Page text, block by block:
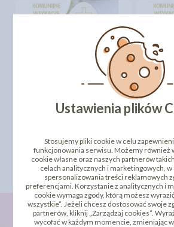
WTYKACZE KOMUNIJNE
JADALNE DO DESERÓW -
KRZYŻ 4212 - 27 SZT
DO KOSZYKA
KRZYŻ
Ustawienia plików
Stosujemy pliki cookie w celu
funkcjonowania serwisu. Możemy również
cookie własne oraz naszych partnerów
celach analitycznych i marketingowych,
spersonalizowania treści reklamowych
preferencjami. Korzystanie z analitycznych i
cookie wymaga zgody, którą możesz
wszystkie”. Jeżeli chcesz dostosować swoje
partnerów, kliknij „Zarządzaj cookies”.
wycofać w każdym momencie, zmieniając